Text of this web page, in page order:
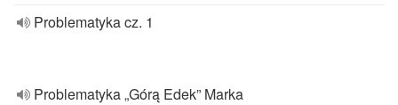
Problematyka cz. 1
Problematyka „Górą Edek” Marka